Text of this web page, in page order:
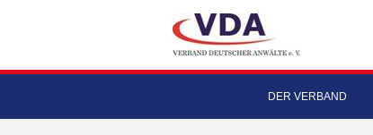
DER VERBAND